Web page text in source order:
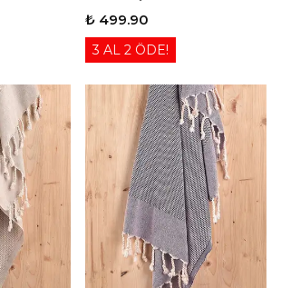
₺ 499.90
3 AL 2 ÖDE!